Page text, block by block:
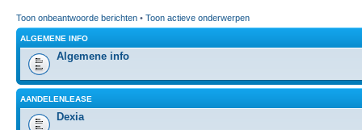
Toon onbeantwoorde berichten • Toon actieve onderwerpen
ALGEMENE INFO
Algemene info
AANDELENLEASE
Dexia